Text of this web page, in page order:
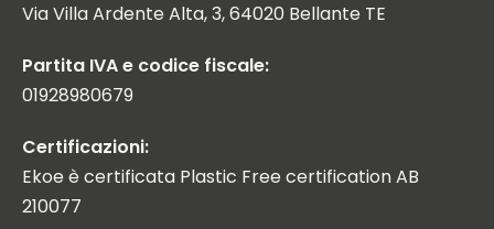
Via Villa Ardente Alta, 3, 64020 Bellante TE
Partita IVA e codice fiscale:
01928980679
Certificazioni:
Ekoe è certificata Plastic Free certification AB
210077